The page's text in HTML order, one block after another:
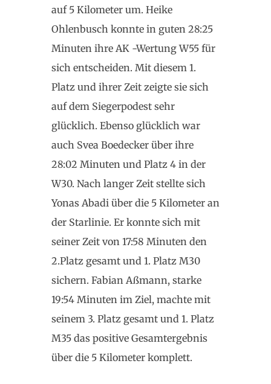
auf 5 Kilometer um. Heike
Ohlenbusch konnte in guten 28:25
Minuten ihre AK -Wertung W55 für
sich entscheiden. Mit diesem 1.
Platz und ihrer Zeit zeigte sie sich
auf dem Siegerpodest sehr
glücklich. Ebenso glücklich war
auch Svea Boedecker über ihre
28:02 Minuten und Platz 4 in der
W30. Nach langer Zeit stellte sich
Yonas Abadi über die 5 Kilometer an
der Starlinie. Er konnte sich mit
seiner Zeit von 17:58 Minuten den
2.Platz gesamt und 1. Platz M30
sichern. Fabian Aßmann, starke
19:54 Minuten im Ziel, machte mit
seinem 3. Platz gesamt und 1. Platz
M35 das positive Gesamtergebnis
über die 5 Kilometer komplett.